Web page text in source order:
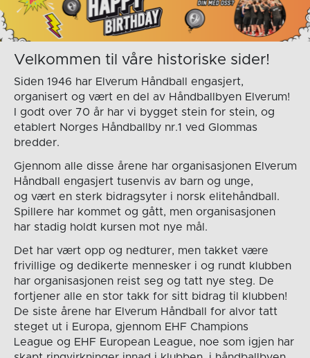
Velkommen til våre historiske sider!
Siden 1946 har Elverum Håndball engasjert,
organisert og vært en del av Håndballbyen Elverum!
I godt over 70 år har vi bygget stein for stein, og
etablert Norges Håndballby nr.1 ved Glommas
bredder.
Gjennom alle disse årene har organisasjonen Elverum
Håndball engasjert tusenvis av barn og unge,
og vært en sterk bidragsyter i norsk elitehåndball.
Spillere har kommet og gått, men organisasjonen
har stadig holdt kursen mot nye mål.
Det har vært opp og nedturer, men takket være
frivillige og dedikerte mennesker i og rundt klubben
har organisasjonen reist seg og tatt nye steg. De
fortjener alle en stor takk for sitt bidrag til klubben!
De siste årene har Elverum Håndball for alvor tatt
steget ut i Europa, gjennom EHF Champions
League og EHF European League, noe som igjen har